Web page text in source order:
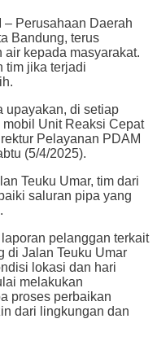
Perusahaan Daerah
Bandung, terus
kepada masyarakat.
tim jika terjadi
upayakan, di setiap
Unit Reaksi Cepat
Pelayanan PDAM
(5/4/2025).
Teuku Umar, tim dari
saluran pipa yang
pelanggan terkait
di Jalan Teuku Umar
lokasi dan hari
melakukan
proses perbaikan
dari lingkungan dan